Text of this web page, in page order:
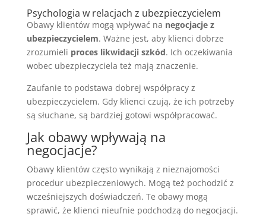
Psychologia w relacjach z ubezpieczycielem
Obawy klientów mogą wpływać na negocjacje z
ubezpieczycielem. Ważne jest, aby klienci dobrze
zrozumieli proces likwidacji szkód. Ich oczekiwania
wobec ubezpieczyciela też mają znaczenie.
Zaufanie to podstawa dobrej współpracy z
ubezpieczycielem. Gdy klienci czują, że ich potrzeby
są słuchane, są bardziej gotowi współpracować.
Jak obawy wpływają na
negocjacje?
Obawy klientów często wynikają z nieznajomości
procedur ubezpieczeniowych. Mogą też pochodzić z
wcześniejszych doświadczeń. Te obawy mogą
sprawić, że klienci nieufnie podchodzą do negocjacji.